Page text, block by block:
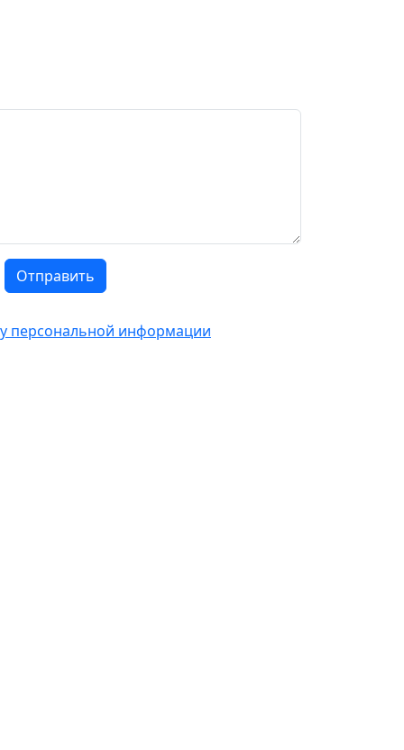
Отправить
персональной информации